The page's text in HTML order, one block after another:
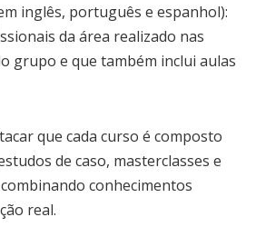
inglês, português e espanhol):
da área realizado nas
grupo e que também inclui aulas
que cada curso é composto
de caso, masterclasses e
conhecimentos
real.